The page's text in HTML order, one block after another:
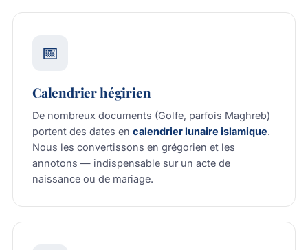
📅
Calendrier hégirien
De nombreux documents (Golfe, parfois Maghreb)
portent des dates en calendrier lunaire islamique.
Nous les convertissons en grégorien et les
annotons — indispensable sur un acte de
naissance ou de mariage.